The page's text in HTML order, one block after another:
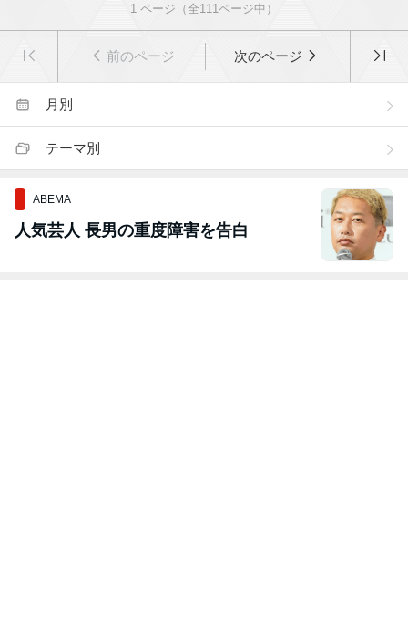
1 ページ（全111ページ中）
前のページ 次のページ
月別
テーマ別
ABEMA
人気芸人 長男の重度障害を告白